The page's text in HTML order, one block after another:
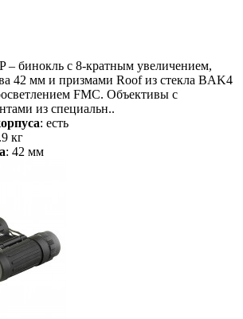
– бинокль с 8-кратным увеличением,
42 мм и призмами Roof из стекла BAK4
FMC. Объективы с
из специальн..
: есть
кг
: 42 мм